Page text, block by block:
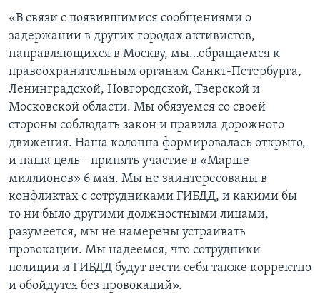
«В связи с появившимися сообщениями о
задержании в других городах активистов,
направляющихся в Москву, мы…обращаемся к
правоохранительным органам Санкт-Петербурга,
Ленинградской, Новгородской, Тверской и
Московской области. Мы обязуемся со своей
стороны соблюдать закон и правила дорожного
движения. Наша колонна формировалась открыто,
и наша цель - принять участие в «Марше
миллионов» 6 мая. Мы не заинтересованы в
конфликтах с сотрудниками ГИБДД, и какими бы
то ни было другими должностными лицами,
разумеется, мы не намерены устраивать
провокации. Мы надеемся, что сотрудники
полиции и ГИБДД будут вести себя также корректно
и обойдутся без провокаций».